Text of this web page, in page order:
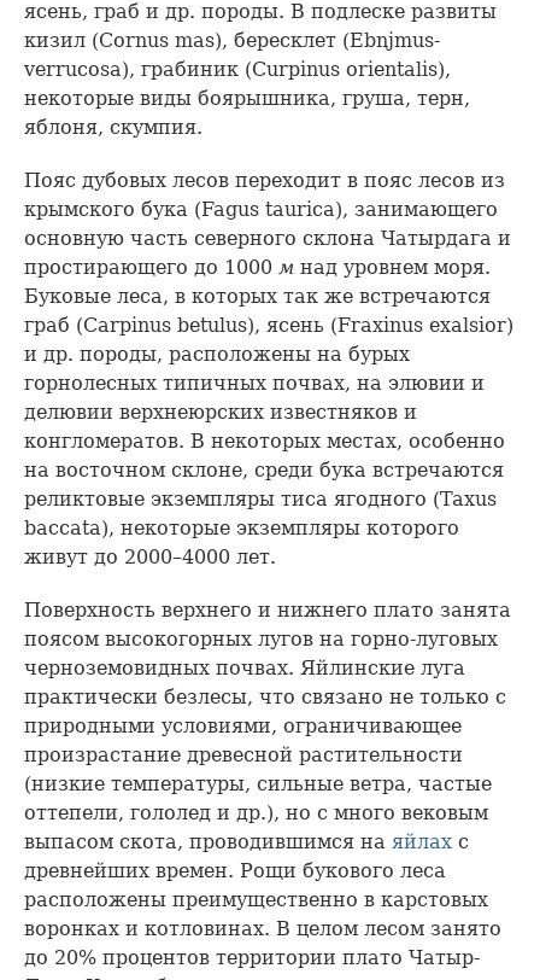
ясень, граб и др. породы. В подлеске развиты
кизил (Cornus mas), бересклет (Ebnjmus-
verrucosa), грабиник (Curpinus orientalis),
некоторые виды боярышника, груша, терн,
яблоня, скумпия.
Пояс дубовых лесов переходит в пояс лесов из
крымского бука (Fagus taurica), занимающего
основную часть северного склона Чатырдага и
простирающего до 1000 м над уровнем моря.
Буковые леса, в которых так же встречаются
граб (Carpinus betulus), ясень (Fraxinus exalsior)
и др. породы, расположены на бурых
горнолесных типичных почвах, на элювии и
делювии верхнеюрских известняков и
конгломератов. В некоторых местах, особенно
на восточном склоне, среди бука встречаются
реликтовые экземпляры тиса ягодного (Taxus
baccata), некоторые экземпляры которого
живут до 2000–4000 лет.
Поверхность верхнего и нижнего плато занята
поясом высокогорных лугов на горно-луговых
черноземовидных почвах. Яйлинские луга
практически безлесы, что связано не только с
природными условиями, ограничивающее
произрастание древесной растительности
(низкие температуры, сильные ветра, частые
оттепели, гололед и др.), но с много вековым
выпасом скота, проводившимся на яйлах с
древнейших времен. Рощи букового леса
расположены преимущественно в карстовых
воронках и котловинах. В целом лесом занято
до 20% процентов территории плато Чатыр-